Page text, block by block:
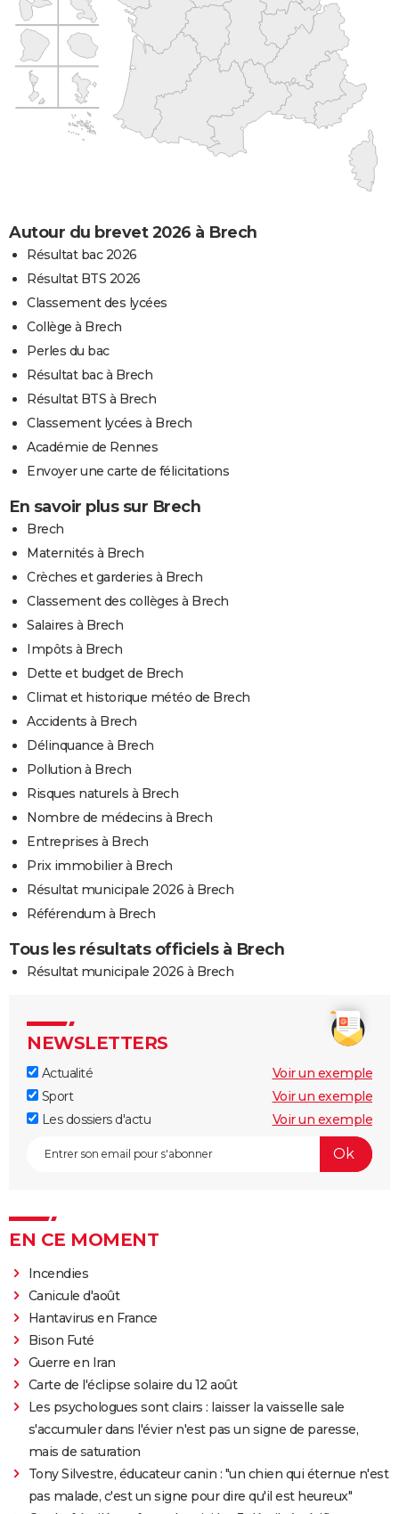
Autour du brevet 2026 à Brech
Résultat bac 2026
Résultat BTS 2026
Classement des lycées
Collège à Brech
Perles du bac
Résultat bac à Brech
Résultat BTS à Brech
Classement lycées à Brech
Académie de Rennes
Envoyer une carte de félicitations
En savoir plus sur Brech
Brech
Maternités à Brech
Crèches et garderies à Brech
Classement des collèges à Brech
Salaires à Brech
Impôts à Brech
Dette et budget de Brech
Climat et historique météo de Brech
Accidents à Brech
Délinquance à Brech
Pollution à Brech
Risques naturels à Brech
Nombre de médecins à Brech
Entreprises à Brech
Prix immobilier à Brech
Résultat municipale 2026 à Brech
Référendum à Brech
Tous les résultats officiels à Brech
Résultat municipale 2026 à Brech
NEWSLETTERS
Actualité
Voir un exemple
Sport
Voir un exemple
Les dossiers d'actu
Voir un exemple
EN CE MOMENT
Incendies
Canicule d'août
Hantavirus en France
Bison Futé
Guerre en Iran
Carte de l'éclipse solaire du 12 août
Les psychologues sont clairs : laisser la vaisselle sale
s'accumuler dans l'évier n'est pas un signe de paresse,
mais de saturation
Tony Silvestre, éducateur canin : "un chien qui éternue n'est
pas malade, c'est un signe pour dire qu'il est heureux"